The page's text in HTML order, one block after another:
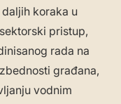
koraka u
pristup,
rada na
građana,
vodnim